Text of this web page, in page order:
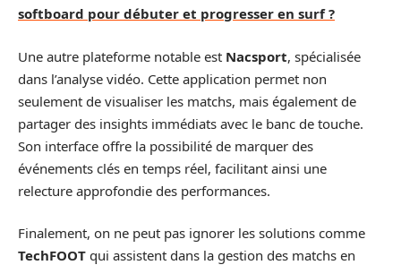
softboard pour débuter et progresser en surf ?
Une autre plateforme notable est Nacsport, spécialisée
dans l’analyse vidéo. Cette application permet non
seulement de visualiser les matchs, mais également de
partager des insights immédiats avec le banc de touche.
Son interface offre la possibilité de marquer des
événements clés en temps réel, facilitant ainsi une
relecture approfondie des performances.
Finalement, on ne peut pas ignorer les solutions comme
TechFOOT qui assistent dans la gestion des matchs en